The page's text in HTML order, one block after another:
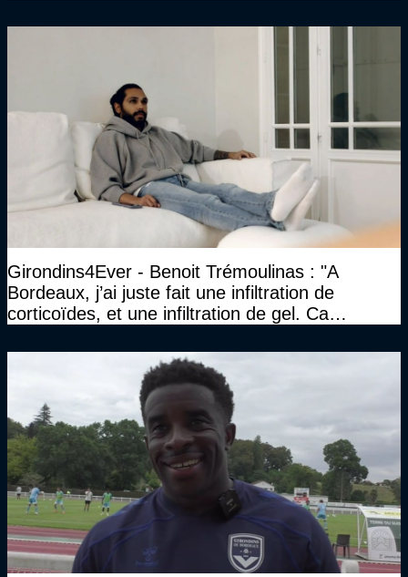
Girondins4Ever - Benoit Trémoulinas : "A
Bordeaux, j’ai juste fait une infiltration de
corticoïdes, et une infiltration de gel. Ca